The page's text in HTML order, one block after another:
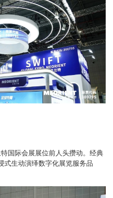
国际会展展位前人头攒动。经典
式生动演绎数字化展览服务品